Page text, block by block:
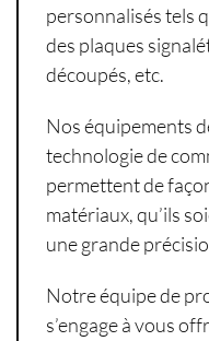
personnalisés tels
des plaques
découpés, etc.
Nos équipements
technologie de
permettent de
matériaux, qu’ils
une grande
Notre équipe de
s’engage à vous